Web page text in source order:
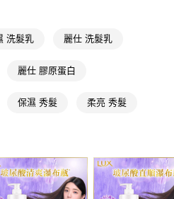
，即可結帳。
付款。
後，即可完成結帳。
擊此簡訊中的連結，可透過四大超商／
款，方視為交易完成。
之訂單仍視為有效，需透過AFTEE先享
付 」之結帳頁面顯示為準，若有關於
等相關疑問，請聯繫「AFTEE先享後付
support/home
)免運費
)免運費
)免運費
洗髮乳 麗仕 洗髮乳
麗仕 膠原蛋白
保濕 秀髮 柔亮 秀髮